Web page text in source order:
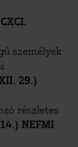
személyek
29.)
részletes
NEFMI